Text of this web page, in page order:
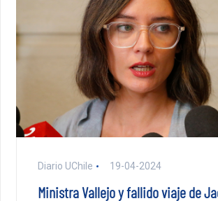
Diario UChile 19-04-2024
Ministra Vallejo y fallido viaje de